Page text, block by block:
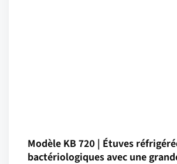
Modèle KB 720 | Étuves
bactériologiques avec une